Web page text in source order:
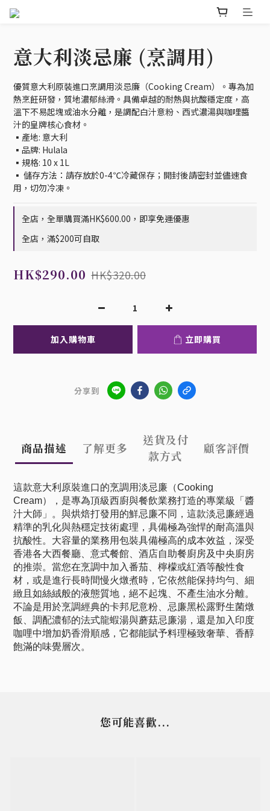
意大利淡忌廉 (烹調用)
優質意大利原裝進口烹調用淡忌廉（Cooking Cream）。專為加
熱烹飪研發，質地濃郁絲滑。具備卓越的耐熱與抗酸穩定度，高
溫下不易起塊或油水分離，是調配白汁意粉、西式濃湯與咖哩醬
汁的皇牌核心食材。
▪️產地: 意大利
▪️品牌: Hulala
▪️規格: 10 x 1L
▪️ 儲存方法：請存放於0-4℃冷藏保存；開封後請密封並儘速食
用，切勿冷凍。
全店，全單購買滿HK$600.00，即享免運優惠
全店，滿$200可自取
HK$290.00 HK$320.00
加入購物車 立即購買
分享到
商品描述 了解更多
送貨及付
款方式
顧客評價
這款意大利原裝進口的烹調用淡忌廉（Cooking
Cream），是專為頂級西廚與餐飲業務打造的專業級「醬
汁大師」。與烘焙打發用的鮮忌廉不同，這款淡忌廉經過
精準的乳化與熱穩定技術處理，具備極為強悍的耐高溫與
抗酸性。大容量的業務用包裝具備極高的成本效益，深受
香港各大西餐廳、意式餐館、酒店自助餐廚房及中央廚房
的推崇。當您在烹調中加入番茄、檸檬或紅酒等酸性食
材，或是進行長時間慢火燉煮時，它依然能保持均勻、細
緻且如絲絨般的液態質地，絕不起塊、不產生油水分離。
不論是用於烹調經典的卡邦尼意粉、忌廉黑松露野生菌燉
飯、調配濃郁的法式龍蝦湯與蘑菇忌廉湯，還是加入印度
咖哩中增加奶香滑順感，它都能賦予料理極致奢華、香醇
飽滿的味覺層次。
您可能喜歡...